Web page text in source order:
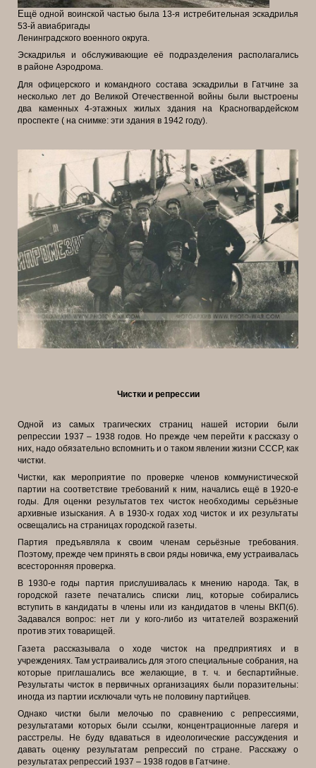
Ещё одной воинской частью была 13-я истребительная эскадрилья
53-й авиабригады
Ленинградского военного округа.
Эскадрилья и обслуживающие её подразделения располагались
в районе Аэродрома.
Для офицерского икомандного состава эскадрильи в Гатчине за
несколько лет до Великой Отечественной войныбыли выстроены
два каменных 4-этажныхжилых здания на Красногвардейском
проспекте ( на снимке: эти здания в 1942 году).
Чистки и репрессии
Одной из самых трагических страниц нашей истории были
репрессии 1937 – 1938 годов. Но прежде чем перейти к рассказу о
них, надо обязательно вспомнить и о таком явлении жизни СССР, как
чистки.
Чистки, как мероприятие по проверке членов коммунистической
партии на соответствие требований к ним, начались ещё в 1920-е
годы. Для оценки результатов тех чисток необходимы серьёзные
архивные изыскания. А в 1930-х годах ход чисток и их результаты
освещались на страницах городской газеты.
Партия предъявляла к своим членам серьёзные требования.
Поэтому, прежде чем принять в свои ряды новичка, ему устраивалась
всесторонняя проверка.
В 1930-е годы партия прислушивалась к мнению народа. Так, в
городской газете печатались списки лиц, которые собирались
вступить в кандидаты в члены или из кандидатов в члены ВКП(б).
Задавался вопрос: нет ли у кого-либо из читателей возражений
против этих товарищей.
Газета рассказывала о ходе чисток на предприятиях и в
учреждениях. Там устраивались для этого специальные собрания, на
которые приглашались все желающие, в т. ч. и беспартийные.
Результаты чисток в первичных организациях были поразительны:
иногда из партии исключали чуть не половину партийцев.
Однако чистки были мелочью по сравнению с репрессиями,
результатами которых были ссылки, концентрационные лагеря и
расстрелы. Не буду вдаваться в идеологические рассуждения и
давать оценку результатам репрессий по стране. Расскажу о
результатах репрессий 1937 – 1938 годов в Гатчине.